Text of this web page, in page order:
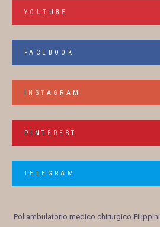
YOUTUBE
FACEBOOK
INSTAGRAM
PINTEREST
TELEGRAM
Poliambulatorio medico chirurgico Filippini